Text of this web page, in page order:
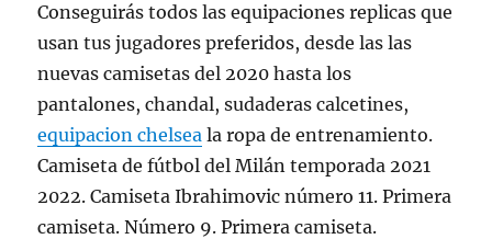
Conseguirás todos las equipaciones replicas que
usan tus jugadores preferidos, desde las las
nuevas camisetas del 2020 hasta los
pantalones, chandal, sudaderas calcetines,
equipacion chelsea la ropa de entrenamiento.
Camiseta de fútbol del Milán temporada 2021
2022. Camiseta Ibrahimovic número 11. Primera
camiseta. Número 9. Primera camiseta.